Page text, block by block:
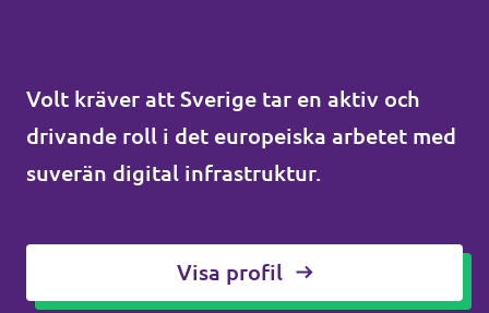
Volt kräver att Sverige tar en aktiv och
drivande roll i det europeiska arbetet med
suverän digital infrastruktur.
Visa profil